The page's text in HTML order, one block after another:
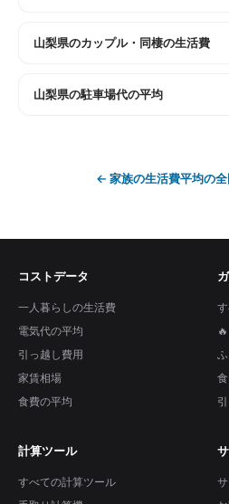
山梨県のカップル・同棲の生活費
山梨県の駐車場代の平均
← 家族の生活費平均の
コストデータ
一人暮らしの生活費
電気代の平均
引っ越し費用
家賃相場
食費の平均
計算ツール
すべての計算ツール